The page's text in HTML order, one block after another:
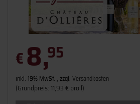
€8,95
inkl. 19% MwSt. , zzgl. Versandkosten
(Grundpreis: 11,93 € pro l)